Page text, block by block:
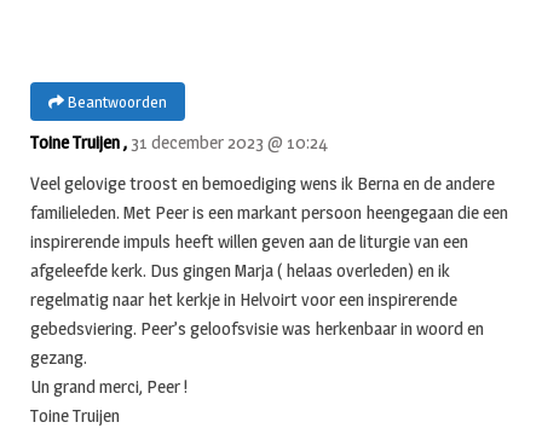
Beantwoorden
Toine Truijen , 31 december 2023 @ 10:24
Veel gelovige troost en bemoediging wens ik Berna en de andere
familieleden. Met Peer is een markant persoon heengegaan die een
inspirerende impuls heeft willen geven aan de liturgie van een
afgeleefde kerk. Dus gingen Marja ( helaas overleden) en ik
regelmatig naar het kerkje in Helvoirt voor een inspirerende
gebedsviering. Peer’s geloofsvisie was herkenbaar in woord en
gezang.
Un grand merci, Peer !
Toine Truijen